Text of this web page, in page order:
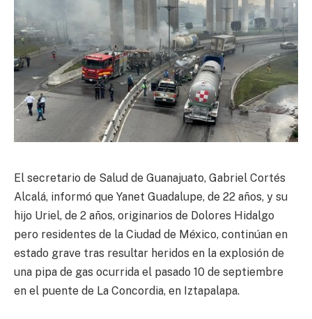
El secretario de Salud de Guanajuato, Gabriel Cortés
Alcalá, informó que Yanet Guadalupe, de 22 años, y su
hijo Uriel, de 2 años, originarios de Dolores Hidalgo
pero residentes de la Ciudad de México, continúan en
estado grave tras resultar heridos en la explosión de
una pipa de gas ocurrida el pasado 10 de septiembre
en el puente de La Concordia, en Iztapalapa.